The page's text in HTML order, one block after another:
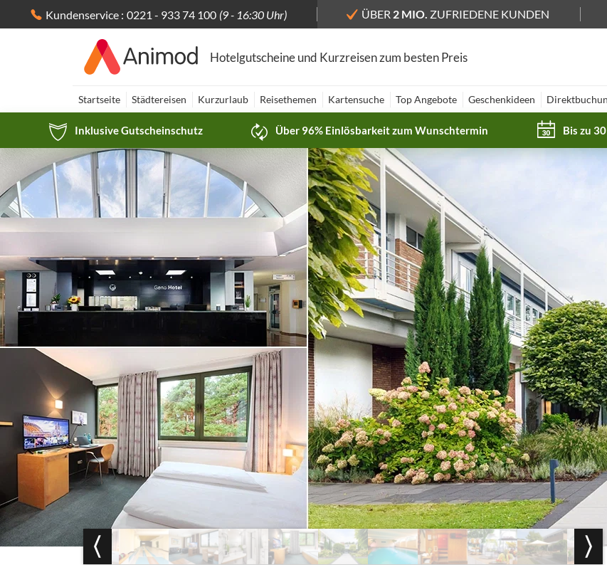
Kundenservice : 0221 - 933 74 100 (9 - 16:30 Uhr) ÜBER 2 MIO. ZUFRIEDENE KUNDEN
Hotelgutscheine und Kurzreisen zum besten Preis
Startseite Städtereisen Kurzurlaub Reisethemen Kartensuche Top Angebote Geschenkideen
Inklusive Gutscheinschutz Über 96% Einlösbarkeit zum Wunschtermin Bis zu